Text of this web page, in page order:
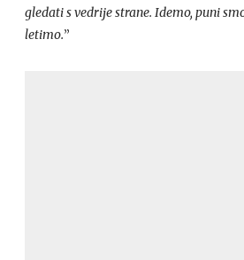
gledati s vedrije strane. Idemo, puni
letimo.”